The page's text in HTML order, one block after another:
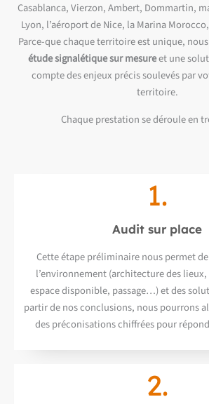
Casablanca, Vierzon, Ambert, Dommartin,
Lyon, l’aéroport de Nice, la Marina
Parce-que chaque territoire est unique,
étude signalétique sur mesureet une
compte des enjeux précis soulevés par
territoire.
Chaque prestation se déroule en
1.
Audit sur place
Cette étape préliminaire nous permet
l’environnement (architecture des
espace disponible, passage…) et des
partir de nos conclusions, nous pourrons
des préconisations chiffrées pour
2.